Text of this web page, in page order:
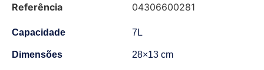
Referência 04306600281
Capacidade 7L
Dimensões 28×13 cm